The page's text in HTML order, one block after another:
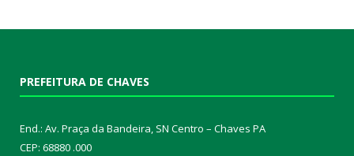
PREFEITURA DE CHAVES
End.: Av. Praça da Bandeira, SN Centro – Chaves PA
CEP: 68880 .000